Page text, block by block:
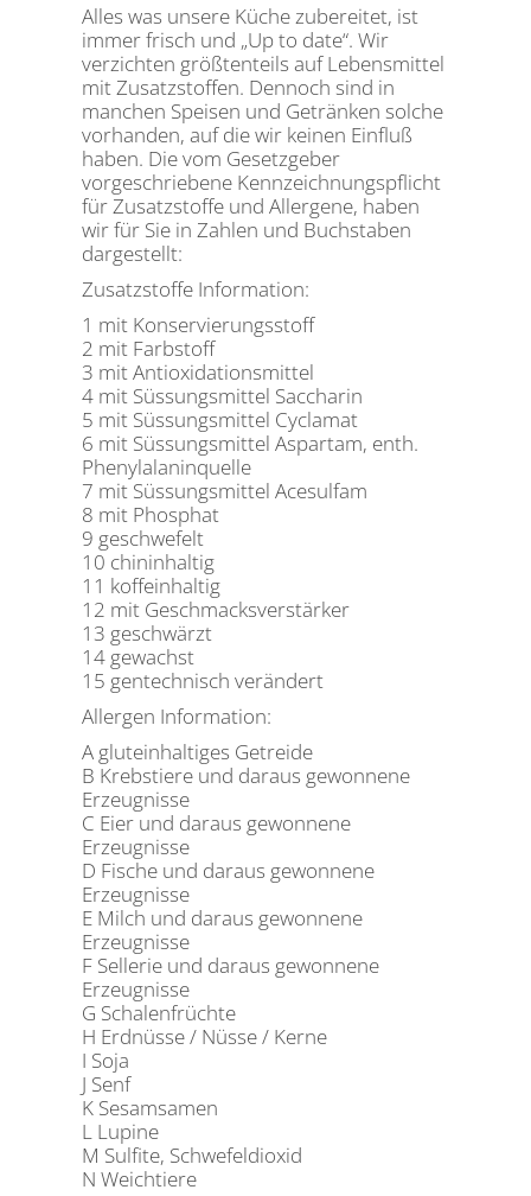
Alles was unsere Küche zubereitet, ist
immer frisch und „Up to date“. Wir
verzichten größtenteils auf Lebensmittel
mit Zusatzstoffen. Dennoch sind in
manchen Speisen und Getränken solche
vorhanden, auf die wir keinen Einfluß
haben. Die vom Gesetzgeber
vorgeschriebene Kennzeichnungspflicht
für Zusatzstoffe und Allergene, haben
wir für Sie in Zahlen und Buchstaben
dargestellt:
Zusatzstoffe Information:
1 mit Konservierungsstoff
2 mit Farbstoff
3 mit Antioxidationsmittel
4 mit Süssungsmittel Saccharin
5 mit Süssungsmittel Cyclamat
6 mit Süssungsmittel Aspartam, enth.
Phenylalaninquelle
7 mit Süssungsmittel Acesulfam
8 mit Phosphat
9 geschwefelt
10 chininhaltig
11 koffeinhaltig
12 mit Geschmacksverstärker
13 geschwärzt
14 gewachst
15 gentechnisch verändert
Allergen Information:
A gluteinhaltiges Getreide
B Krebstiere und daraus gewonnene
Erzeugnisse
C Eier und daraus gewonnene
Erzeugnisse
D Fische und daraus gewonnene
Erzeugnisse
E Milch und daraus gewonnene
Erzeugnisse
F Sellerie und daraus gewonnene
Erzeugnisse
G Schalenfrüchte
H Erdnüsse / Nüsse / Kerne
I Soja
J Senf
K Sesamsamen
L Lupine
M Sulfite, Schwefeldioxid
N Weichtiere